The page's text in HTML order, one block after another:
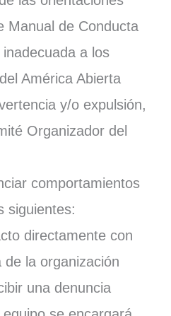
Manual de Conducta
a los
América Abierta
y/o expulsión,
Organizador del
comportamientos
siguientes:
directamente con
de la organización
una denuncia